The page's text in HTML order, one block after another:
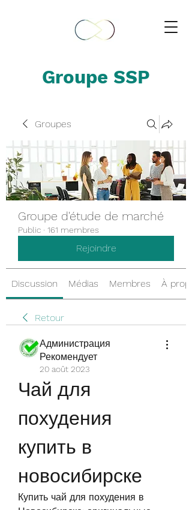
Groupe SSP
Groupes
Groupe d'étude de marché
Public · 161 membres
Rejoindre
Discussion Médias Membres À
Retour
Администрация
Рекомендует
20 août 2023
Чай для
похудения
купить в
новосибирске
Купить чай для похудения в